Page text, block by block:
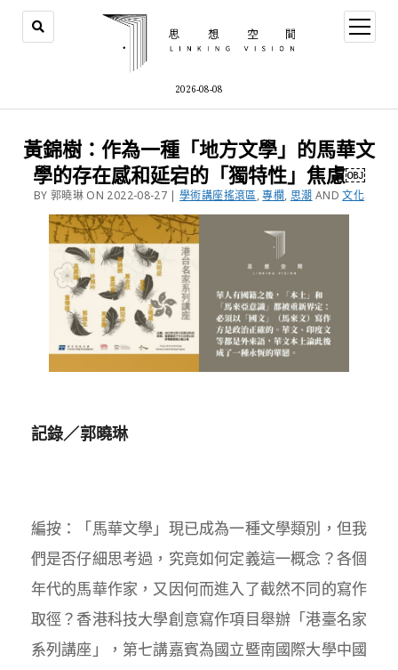
2026-08-08
黃錦樹：作為一種「地方文學」的馬華文
學的存在感和延宕的「獨特性」焦慮￼
BY 郭曉琳 ON 2022-08-27 |學術講座搖滾區,專欄, 思潮 AND文化
記錄／郭曉琳
編按：「馬華文學」現已成為一種文學類別，但我
們是否仔細思考過，究竟如何定義這一概念？各個
年代的馬華作家，又因何而進入了截然不同的寫作
取徑？香港科技大學創意寫作項目舉辦「港臺名家
系列講座」，第七講嘉賓為國立暨南國際大學中國